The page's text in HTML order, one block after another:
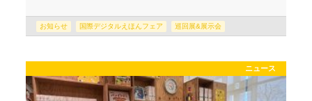
お知らせ 国際デジタルえほんフェア 巡回展&展示会
ニュース